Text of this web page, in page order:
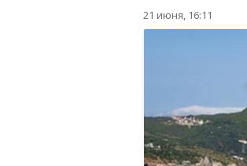
21 июня, 16:11